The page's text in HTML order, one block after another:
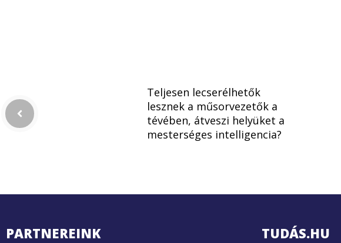
Teljesen lecserélhetők
lesznek a műsorvezetők a
tévében, átveszi helyüket a
mesterséges intelligencia?
PARTNEREINK TUDÁS.HU